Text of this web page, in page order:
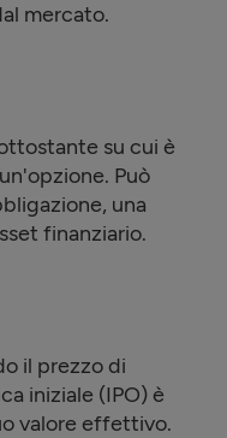
mercato.
su cui è
Può
una
finanziario.
il prezzo di
iniziale (IPO) è
valore effettivo.